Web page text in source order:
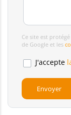
Ce site est
de Google et les
J'accepte